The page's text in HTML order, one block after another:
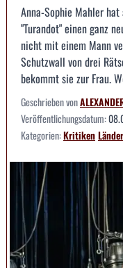
Anna-Sophie Mahler
"Turandot" einen ganz
nicht mit einem Mann
Schutzwall von drei
bekommt sie zur Frau.
Geschrieben von
Veröffentlichungsdatum:
Kategorien:KritikenLänder